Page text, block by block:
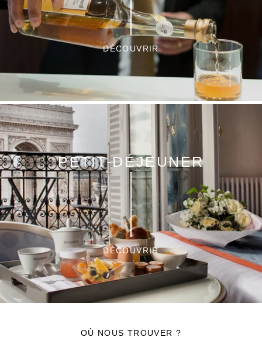
DÉCOUVRIR
PETIT-DÉJEUNER
DÉCOUVRIR
OÙ NOUS TROUVER ?